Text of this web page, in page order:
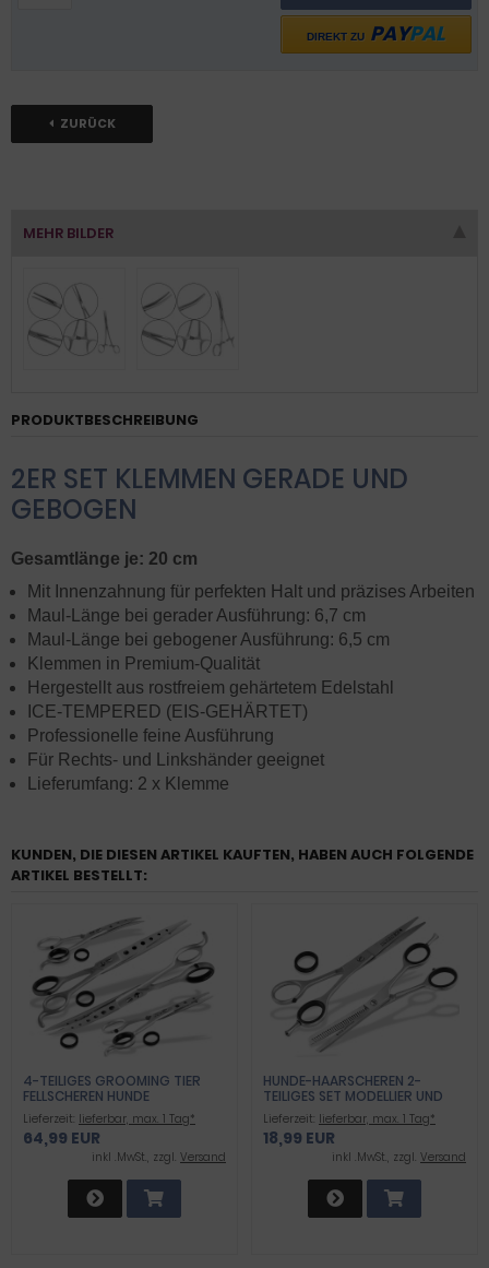
DIREKT ZU PAYPAL
ZURÜCK
MEHR BILDER
PRODUKTBESCHREIBUNG
2ER SET KLEMMEN GERADE UND
GEBOGEN
Gesamtlänge je: 20 cm
Mit Innenzahnung für perfekten Halt und präzises Arbeiten
Maul-Länge bei gerader Ausführung: 6,7 cm
Maul-Länge bei gebogener Ausführung: 6,5 cm
Klemmen in Premium-Qualität
Hergestellt aus rostfreiem gehärtetem Edelstahl
ICE-TEMPERED (EIS-GEHÄRTET)
Professionelle feine Ausführung
Für Rechts- und Linkshänder geeignet
Lieferumfang: 2 x Klemme
KUNDEN, DIE DIESEN ARTIKEL KAUFTEN, HABEN AUCH FOLGENDE
ARTIKEL BESTELLT:
4-TEILIGES GROOMING TIER
FELLSCHEREN HUNDE
HAARSCHEREN PFOTENSCHEREN
SET MIT LOCHDESIGN SCHEREN
FÜR FELL UND TIERHAARE
Lieferzeit: lieferbar, max. 1 Tag*
64,99 EUR
inkl .MwSt., zzgl. Versand
HUNDE-HAARSCHEREN 2-
TEILIGES SET MODELLIER UND
HUNDESCHERE
Lieferzeit: lieferbar, max. 1 Tag*
18,99 EUR
inkl .MwSt., zzgl. Versand